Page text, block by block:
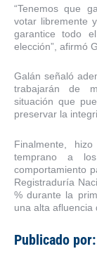
“Tenemos que
votar libremente
garantice todo
elección”, afirmó
Galán señaló
trabajarán de
situación que
preservar la
Finalmente,
temprano a
comportamiento
Registraduría
% durante la
una alta afluencia
Publicado por: